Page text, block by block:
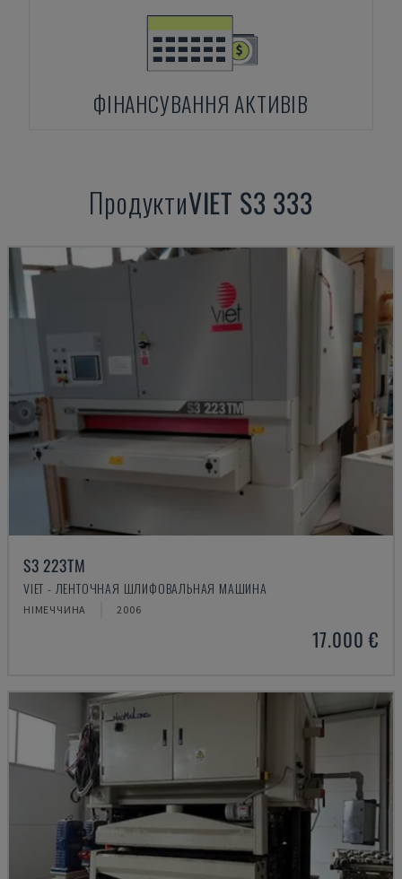
ФІНАНСУВАННЯ АКТИВІВ
ПродуктиVIET S3 333
S3 223TM
VIET - ЛЕНТОЧНАЯ ШЛИФОВАЛЬНАЯ МАШИНА
НІМЕЧЧИНА 2006
17.000 €